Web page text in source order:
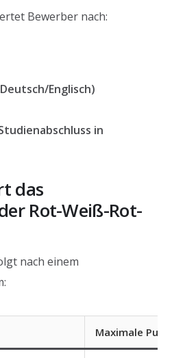
Bewerber nach:
Englisch)
in
das
Rot-Weiß-Rot-
nach einem
Maximale